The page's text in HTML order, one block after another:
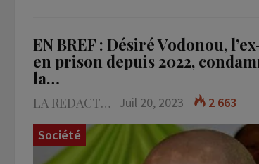
EN BREF : Désiré Vodonou,
en prison depuis 2022,
la…
LA REDACTION Juil 20, 2023
2 663
Société